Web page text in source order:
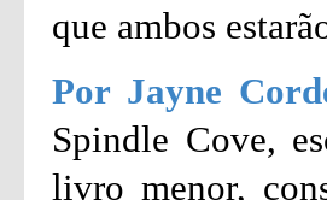
que ambos
Por Jayne
Spindle Cove,
livro menor,